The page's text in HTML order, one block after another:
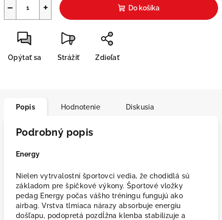
+
− Do košíka
Opýtať sa Strážiť Zdieľať
Popis Hodnotenie Diskusia
Podrobný popis
Energy
Nielen vytrvalostní športovci vedia, že chodidlá sú
základom pre špičkové výkony. Športové vložky
pedag Energy počas vášho tréningu fungujú ako
airbag. Vrstva tlmiaca nárazy absorbuje energiu
došľapu, podopretá pozdĺžna klenba stabilizuje a